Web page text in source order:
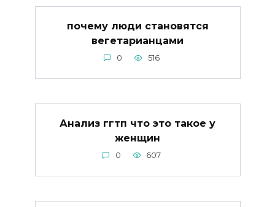
почему люди становятся
вегетарианцами
0 516
Анализ ггтп что это такое у
женщин
0 607